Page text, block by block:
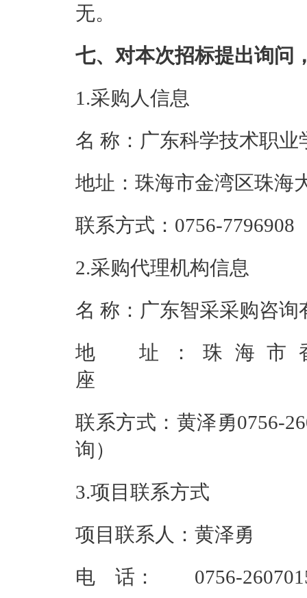
无。
七、对本次招标提出询问
1.采购人信息
名 称：广东科学
地址：珠海市金
联系方式：0756-
2.采购代理机构信息
名 称：广东
地 址：珠海市
联系方式：黄泽勇0756-
询
3.项目联系方式
项目联系人：黄泽勇
电 话： 0756-